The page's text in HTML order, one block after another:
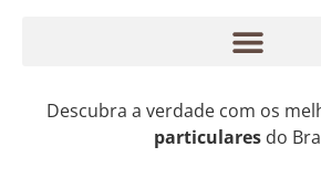
Descubra a verdade com os
particularesdo